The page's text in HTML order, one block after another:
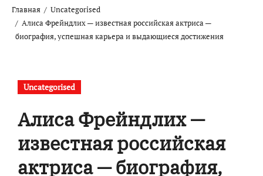
Главная
Uncategorised
Алиса Фрейндлих — известная российская актриса —
биография, успешная карьера и выдающиеся достижения
Uncategorised
Алиса Фрейндлих —
известная российская
актриса — биография,